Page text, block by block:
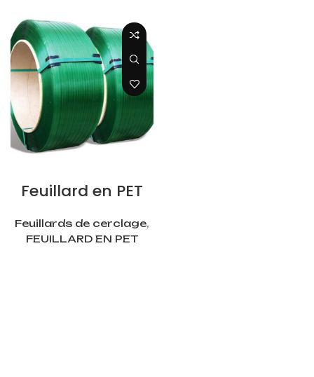
Feuillard en PET
Feuillards de cerclage,
FEUILLARD EN PET